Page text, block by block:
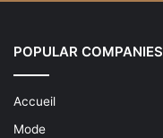
POPULAR COMPANIES
Accueil
Mode